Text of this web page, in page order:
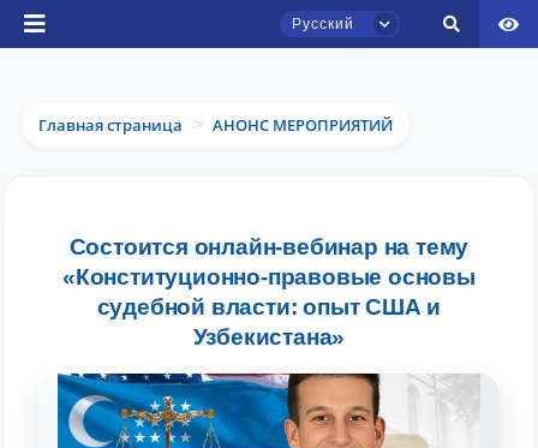
Русский
Главная страница > АНОНС МЕРОПРИЯТИЙ
Состоится онлайн-вебинар на тему
«Конституционно-правовые основы
судебной власти: опыт США и
Узбекистана»
Онлайн
Здравствуйте! Добро пожаловать в чат
приёмной комиссии ТГЮУ.
Оставляйте здесь свои обращения по
вопросам приёма.